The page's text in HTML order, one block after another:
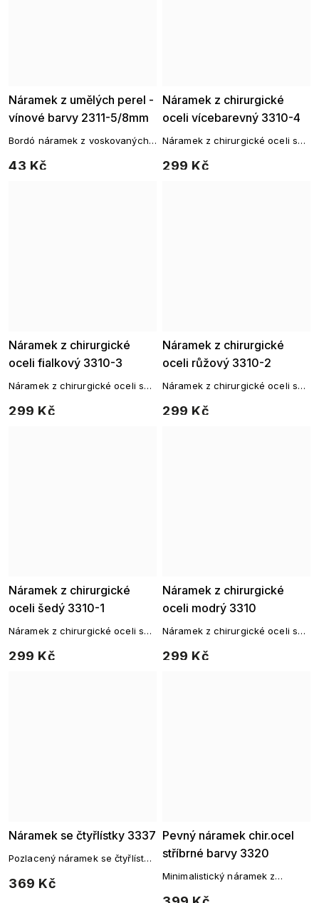
Náramek z umělých perel -
vínové barvy 2311-5/8mm
43 Kč
Bordó náramek z voskovaných
Náramek z chirurgické
oceli vícebarevný 3310-4
299 Kč
Náramek z chirurgické oceli s
Náramek z chirurgické
oceli fialkový 3310-3
299 Kč
Náramek z chirurgické oceli s
Náramek z chirurgické
oceli růžový 3310-2
299 Kč
Náramek z chirurgické oceli s
Náramek z chirurgické
oceli šedý 3310-1
299 Kč
Náramek z chirurgické oceli s
Náramek z chirurgické
oceli modrý 3310
299 Kč
Náramek z chirurgické oceli s
Náramek se čtyřlístky 3337
369 Kč
Pozlacený náramek se čtyřlístky
Pevný náramek chir.ocel
stříbrné barvy 3320
Minimalistický náramek z